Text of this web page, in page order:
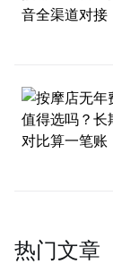
热门文章